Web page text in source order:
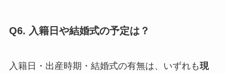
Q6. 入籍日や結婚式の予定は？
入籍日・出産時期・結婚式の有無は、いずれも現